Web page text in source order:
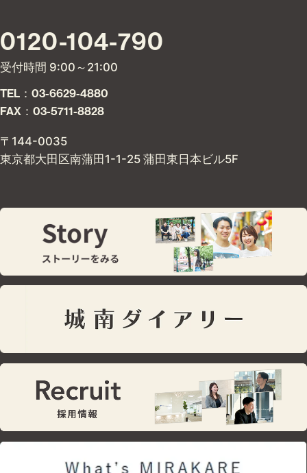
0120-104-790
受付時間 9:00～21:00
TEL：03-6629-4880
FAX：03-5711-8828
〒144-0035
東京都大田区南蒲田1-1-25 蒲田東日本ビル5F